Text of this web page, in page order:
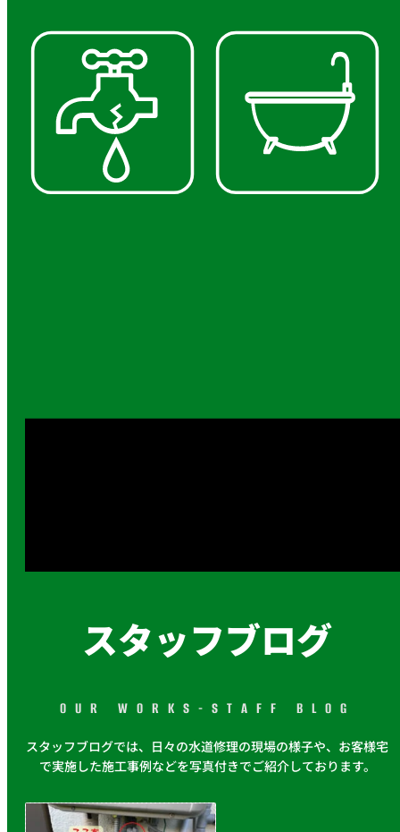
スタッフブログ
OUR WORKS-STAFF BLOG
スタッフブログでは、日々の水道修理の現場の様子や、お客様宅
で実施した施工事例などを写真付きでご紹介しております。